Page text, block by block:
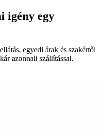
igény egy
egyedi árak és szakértői
azonnali szállítással.